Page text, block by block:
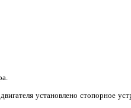
установлено стопорное